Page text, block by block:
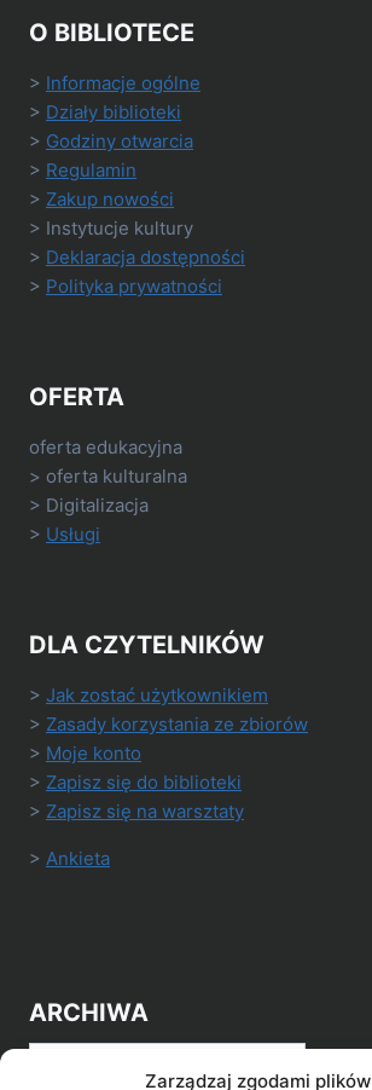
Zarządzaj zgodami plików
O BIBLIOTECE
> Informacje ogólne
> Działy biblioteki
> Godziny otwarcia
> Regulamin
> Zakup nowości
> Instytucje kultury
> Deklaracja dostępności
> Polityka prywatności
OFERTA
oferta edukacyjna
> oferta kulturalna
> Digitalizacja
> Usługi
DLA CZYTELNIKÓW
> Jak zostać użytkownikiem
> Zasady korzystania ze zbiorów
> Moje konto
> Zapisz się do biblioteki
> Zapisz się na warsztaty
> Ankieta
ARCHIWA
Archiwa